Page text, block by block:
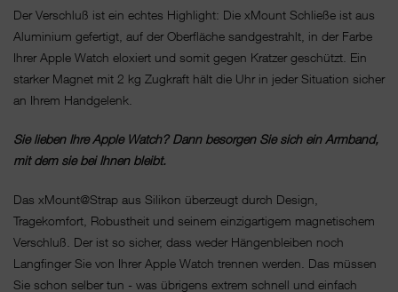
Der Verschluß ist ein echtes Highlight: Die xMount Schließe ist aus
Aluminium gefertigt, auf der Oberfläche sandgestrahlt, in der Farbe
Ihrer Apple Watch eloxiert und somit gegen Kratzer geschützt. Ein
starker Magnet mit 2 kg Zugkraft hält die Uhr in jeder Situation sicher
an Ihrem Handgelenk.
Sie lieben Ihre Apple Watch? Dann besorgen Sie sich ein Armband,
mit dem sie bei Ihnen bleibt.
Das xMount@Strap aus Silikon überzeugt durch Design,
Tragekomfort, Robustheit und seinem einzigartigem magnetischem
Verschluß. Der ist so sicher, dass weder Hängenbleiben noch
Langfinger Sie von Ihrer Apple Watch trennen werden. Das müssen
Sie schon selber tun - was übrigens extrem schnell und einfach